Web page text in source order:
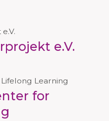
e.V.
for